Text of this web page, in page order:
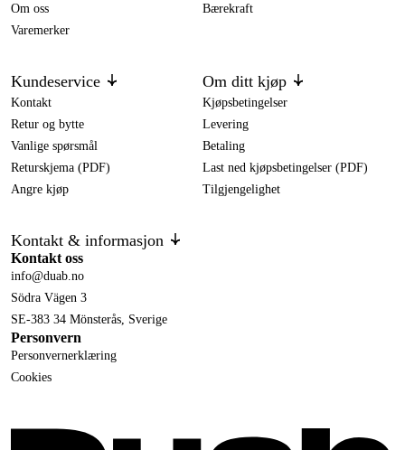
Om oss
Varemerker
Bærekraft
Kundeservice
Kontakt
Retur og bytte
Vanlige spørsmål
Returskjema (PDF)
Angre kjøp
Om ditt kjøp
Kjøpsbetingelser
Levering
Betaling
Last ned kjøpsbetingelser (PDF)
Tilgjengelighet
Kontakt & informasjon
Kontakt oss
info@duab.no
Södra Vägen 3
SE-383 34 Mönsterås, Sverige
Personvern
Personvernerklæring
Cookies